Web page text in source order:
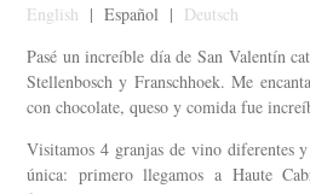
English | Español | Deutsch
Pasé un increíble día de San Valentín
Stellenbosch y Franschhoek. Me
con chocolate, queso y comida fue
Visitamos 4 granjas de vino diferentes
única: primero llegamos a Haute